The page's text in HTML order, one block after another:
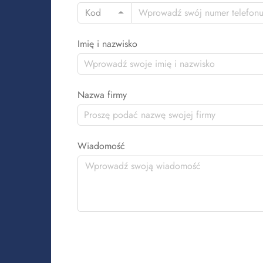
Kod
Imię i nazwisko
Nazwa firmy
Wiadomość